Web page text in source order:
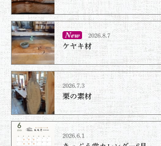
2026.8.7
ケヤキ材⁡
2026.7.3
栗の素材
2026.6.1